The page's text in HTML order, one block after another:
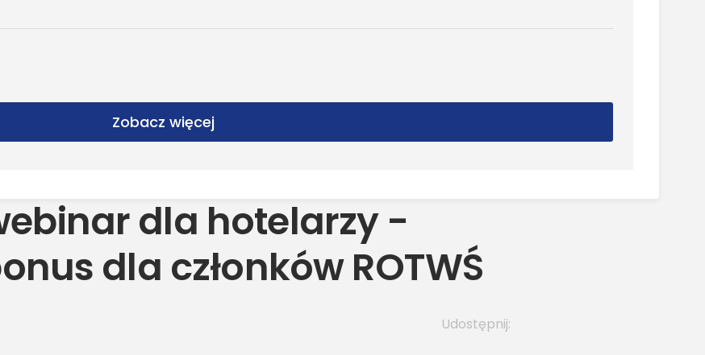
Zobacz więcej
dla hotelarzy -
dla członków ROTWŚ
Udostępnij: